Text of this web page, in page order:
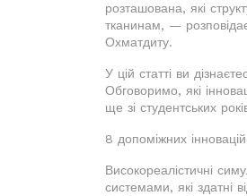
розташована, які
тканинам, —
Охматдиту.
У цій статті ви
Обговоримо, які
ще зі студентських
8 допоміжних
Високореалістичні
системами, які здатні